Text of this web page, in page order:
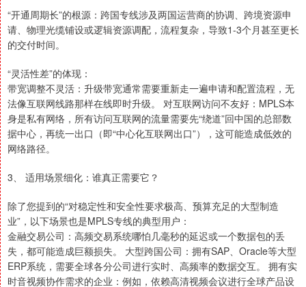
“开通周期长”的根源：跨国专线涉及两国运营商的协调、跨境资源申
请、物理光缆铺设或逻辑资源调配，流程复杂，导致1-3个月甚至更长
的交付时间。
“灵活性差”的体现：
带宽调整不灵活：升级带宽通常需要重新走一遍申请和配置流程，无
法像互联网线路那样在线即时升级。 对互联网访问不友好：MPLS本
身是私有网络，所有访问互联网的流量需要先“绕道”回中国的总部数
据中心，再统一出口（即“中心化互联网出口”），这可能造成低效的
网络路径。
3、 适用场景细化：谁真正需要它？
除了您提到的“对稳定性和安全性要求极高、预算充足的大型制造
业”，以下场景也是MPLS专线的典型用户：
金融交易公司：高频交易系统哪怕几毫秒的延迟或一个数据包的丢
失，都可能造成巨额损失。 大型跨国公司：拥有SAP、Oracle等大型
ERP系统，需要全球各分公司进行实时、高频率的数据交互。 拥有实
时音视频协作需求的企业：例如，依赖高清视频会议进行全球产品设